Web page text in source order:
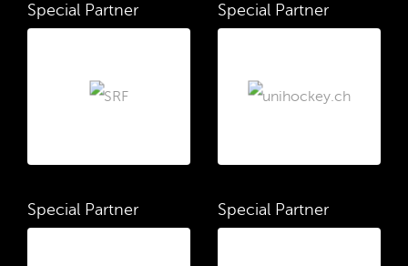
Special Partner Special Partner
Special Partner Special Partner